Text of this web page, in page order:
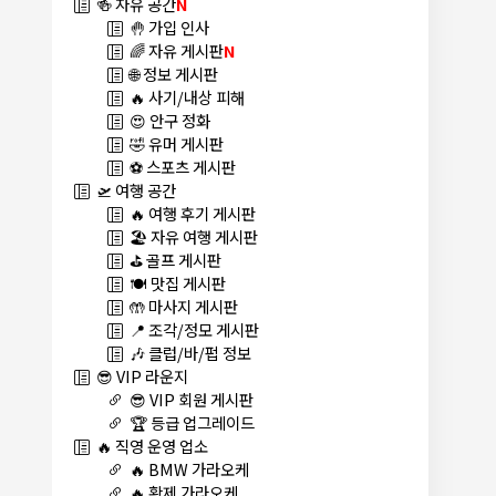
🤚 가입 인사
🌈 자유 게시판N
🌐 정보 게시판
🔥 사기/내상 피해
😍 안구 정화
🤣 유머 게시판
⚽ 스포츠 게시판
🛫 여행 공간
🔥 여행 후기 게시판
🏖️ 자유 여행 게시판
⛳ 골프 게시판
🍽️ 맛집 게시판
🤲 마사지 게시판
📍 조각/정모 게시판
🎶 클럽/바/펍 정보
😎 VIP 라운지
😎 VIP 회원 게시판
🏆 등급 업그레이드
🔥 직영 운영 업소
🔥 BMW 가라오케